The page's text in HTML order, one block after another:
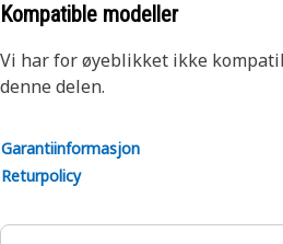
Kompatible modeller
Vi har for øyeblikket ikke
denne delen.
Garantiinformasjon
Returpolicy